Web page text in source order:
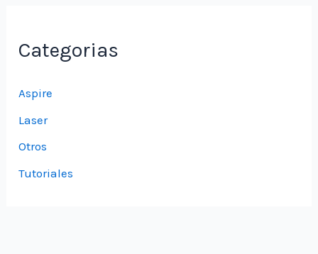
Categorias
Aspire
Laser
Otros
Tutoriales